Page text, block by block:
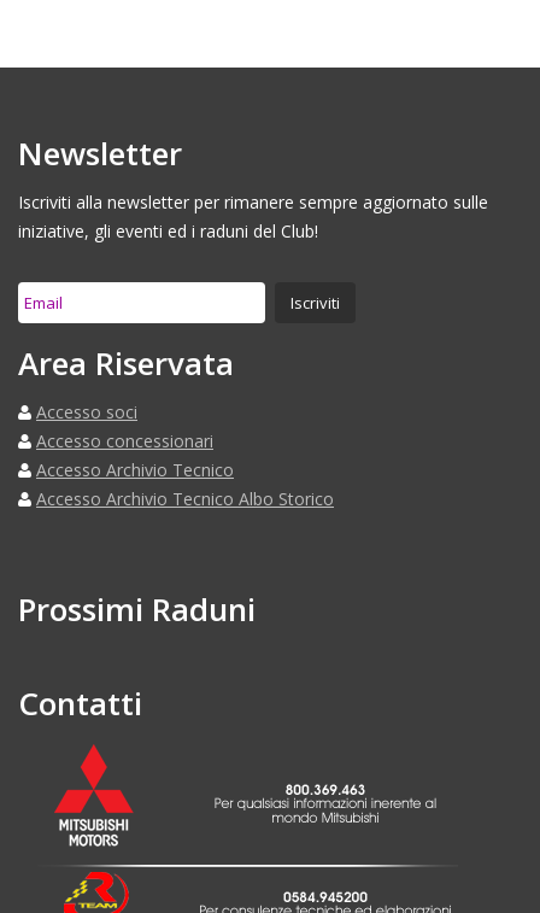
Newsletter
Iscriviti alla newsletter per rimanere sempre aggiornato sulle
iniziative, gli eventi ed i raduni del Club!
Area Riservata
Accesso soci
Accesso concessionari
Accesso Archivio Tecnico
Accesso Archivio Tecnico Albo Storico
Prossimi Raduni
Contatti